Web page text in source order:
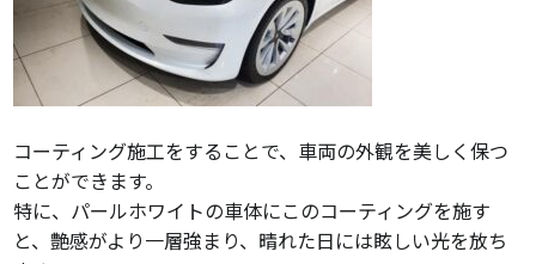
コーティング施工をすることで、車両の外観を美しく保つ
ことができます。
特に、パールホワイトの車体にこのコーティングを施す
と、艶感がより一層強まり、晴れた日には眩しい光を放ち